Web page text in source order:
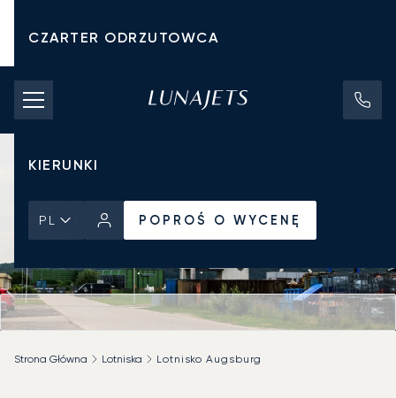
CZARTER ODRZUTOWCA
KOSZTY CZARTERU
PRYWATNE ODRZUTOWCE
KIERUNKI
PL POPROŚ O WYCENĘ
Strona Główna Lotniska Lotnisko Augsburg